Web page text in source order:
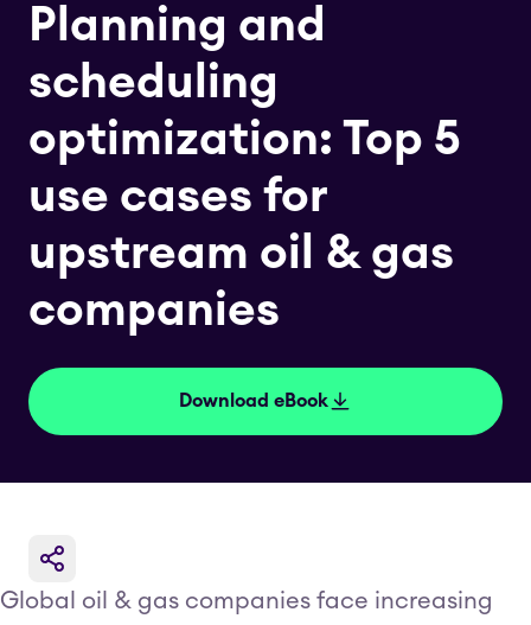
Planning and
scheduling
optimization: Top 5
use cases for
upstream oil & gas
companies
Download eBook
Global oil & gas companies face increasing